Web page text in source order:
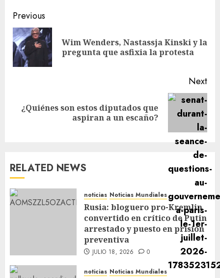
Previous
Wim Wenders, Nastassja Kinski y la
pregunta que asfixia la protesta
Next
¿Quiénes son estos diputados que
aspiran a un escaño?
RELATED NEWS
noticias Noticias Mundiales
Rusia: bloguero pro-Kremlin
convertido en crítico de Putin
arrestado y puesto en prisión
preventiva
JULIO 18, 2026 0
noticias Noticias Mundiales